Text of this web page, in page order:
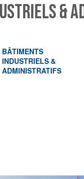
&
BÂTIMENTS
INDUSTRIELS &
ADMINISTRATIFS